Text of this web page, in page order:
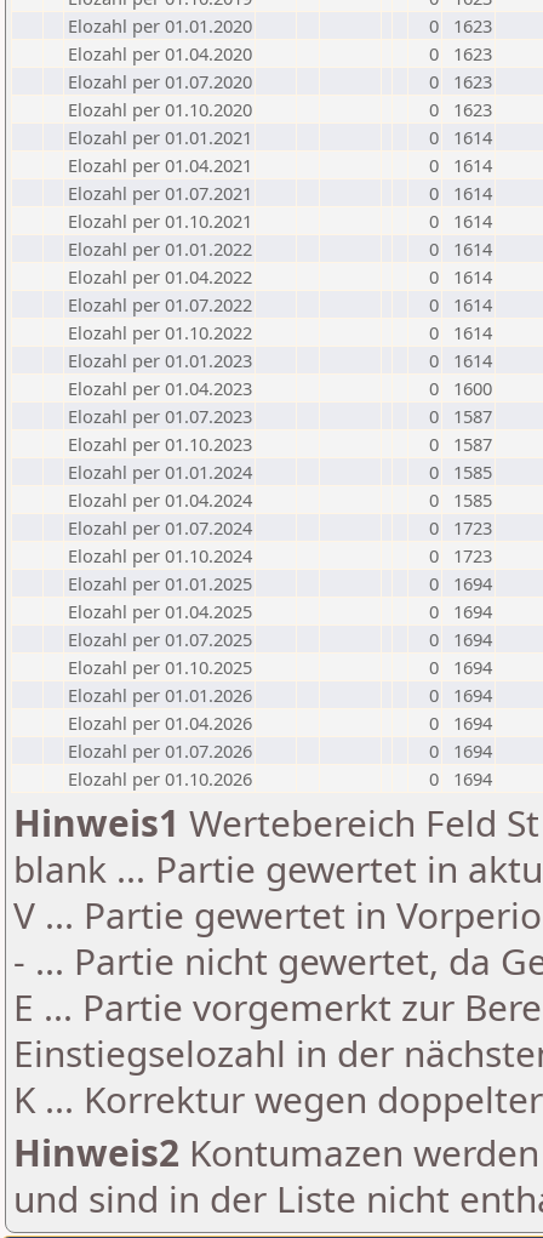
Elozahl per 01.01.2020
0
1623
Elozahl per 01.04.2020
0
1623
Elozahl per 01.07.2020
0
1623
Elozahl per 01.10.2020
0
1623
Elozahl per 01.01.2021
0
1614
Elozahl per 01.04.2021
0
1614
Elozahl per 01.07.2021
0
1614
Elozahl per 01.10.2021
0
1614
Elozahl per 01.01.2022
0
1614
Elozahl per 01.04.2022
0
1614
Elozahl per 01.07.2022
0
1614
Elozahl per 01.10.2022
0
1614
Elozahl per 01.01.2023
0
1614
Elozahl per 01.04.2023
0
1600
Elozahl per 01.07.2023
0
1587
Elozahl per 01.10.2023
0
1587
Elozahl per 01.01.2024
0
1585
Elozahl per 01.04.2024
0
1585
Elozahl per 01.07.2024
0
1723
Elozahl per 01.10.2024
0
1723
Elozahl per 01.01.2025
0
1694
Elozahl per 01.04.2025
0
1694
Elozahl per 01.07.2025
0
1694
Elozahl per 01.10.2025
0
1694
Elozahl per 01.01.2026
0
1694
Elozahl per 01.04.2026
0
1694
Elozahl per 01.07.2026
0
1694
Elozahl per 01.10.2026
0 1694
Hinweis1 Wertebereich Feld
blank ... Partie gewertet in
V ... Partie gewertet in
- ... Partie nicht gewertet, da
E ... Partie vorgemerkt zur
Einstiegselozahl in der
K ... Korrektur wegen
Hinweis2 Kontumazen
und sind in der Liste nicht